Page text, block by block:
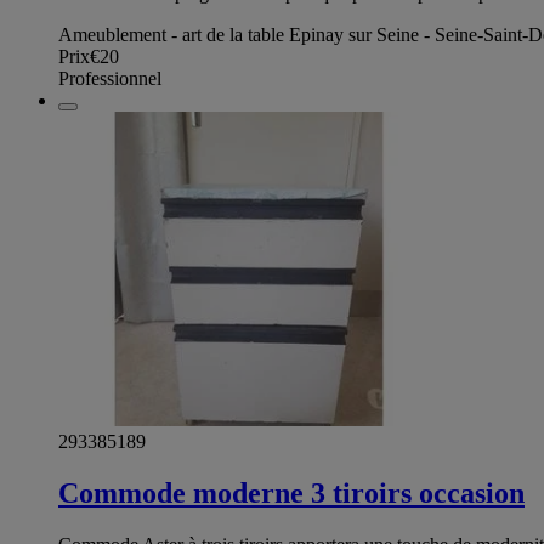
Ameublement - art de la table Epinay sur Seine - Seine-Saint-
Prix€20
Professionnel
293385189
Commode moderne 3 tiroirs occasion